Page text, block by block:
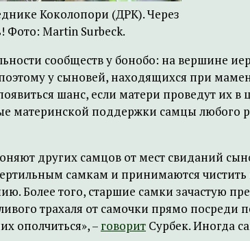
Коколопори (ДРК). Через
Фото: Martin Surbeck.
сообществ у бонобо: на вершине
у сыновей, находящихся при
шанс, если матери проведут их в
материнской поддержки самцы любого
других самцов от мест свиданий
самкам и принимаются чистить
Более того, старшие самки зачастую
трахаля от самочки прямо посреди
ополчиться», – говорит Сурбек. Иногда